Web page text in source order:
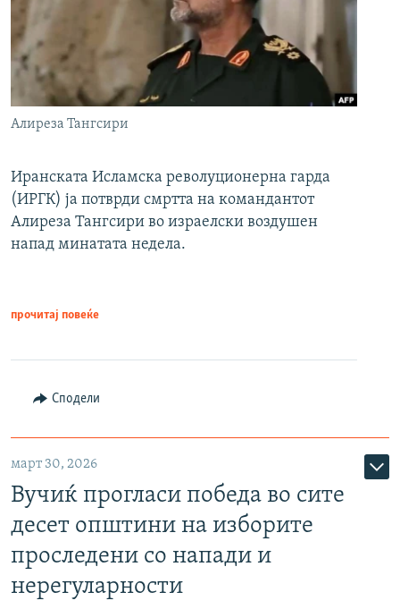
Алиреза Тангсири
Иранската Исламска револуционерна гарда
(ИРГК) ја потврди смртта на командантот
Алиреза Тангсири во израелски воздушен
напад минатата недела.
прочитај повеќе
Сподели
март 30, 2026
Вучиќ прогласи победа во сите
десет општини на изборите
проследени со напади и
нерегуларности